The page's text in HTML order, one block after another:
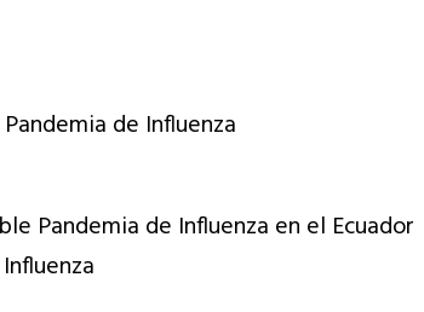
de Influenza
Pandemia de Influenza en el Ecuador